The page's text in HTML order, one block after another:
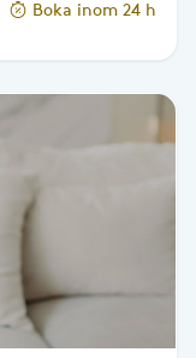
Boka inom 24 h